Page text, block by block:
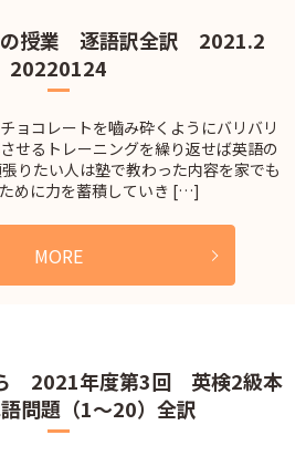
の授業 逐語訳全訳 2021.2
20220124
ョコレートを嚙み砕くようにバリバリ
せるトレーニングを繰り返せば英語の
りたい人は塾で教わった内容を家でも
めに力を蓄積していき […]
MORE
2021年度第3回 英検2級本
問題（1～20）全訳